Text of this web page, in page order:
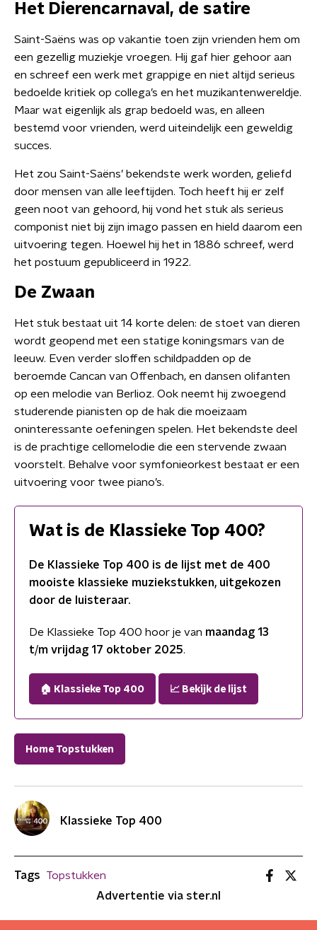
Het Dierencarnaval, de satire
Saint-Saëns was op vakantie toen zijn vrienden hem om
een gezellig muziekje vroegen. Hij gaf hier gehoor aan
en schreef een werk met grappige en niet altijd serieus
bedoelde kritiek op collega’s en het muzikantenwereldje.
Maar wat eigenlijk als grap bedoeld was, en alleen
bestemd voor vrienden, werd uiteindelijk een geweldig
succes.
Het zou Saint-Saëns’ bekendste werk worden, geliefd
door mensen van alle leeftijden. Toch heeft hij er zelf
geen noot van gehoord, hij vond het stuk als serieus
componist niet bij zijn imago passen en hield daarom een
uitvoering tegen. Hoewel hij het in 1886 schreef, werd
het postuum gepubliceerd in 1922.
De Zwaan
Het stuk bestaat uit 14 korte delen: de stoet van dieren
wordt geopend met een statige koningsmars van de
leeuw. Even verder sloffen schildpadden op de
beroemde Cancan van Offenbach, en dansen olifanten
op een melodie van Berlioz. Ook neemt hij zwoegend
studerende pianisten op de hak die moeizaam
oninteressante oefeningen spelen. Het bekendste deel
is de prachtige cellomelodie die een stervende zwaan
voorstelt. Behalve voor symfonieorkest bestaat er een
uitvoering voor twee piano’s.
Wat is de Klassieke Top 400?
De Klassieke Top 400 is de lijst met de 400
mooiste klassieke muziekstukken, uitgekozen
door de luisteraar.
De Klassieke Top 400 hoor je van maandag 13
t/m vrijdag 17 oktober 2025.
🏠 Klassieke Top 400 📈 Bekijk de lijst
Home Topstukken
Klassieke Top 400
Tags
Topstukken
Advertentie via ster.nl